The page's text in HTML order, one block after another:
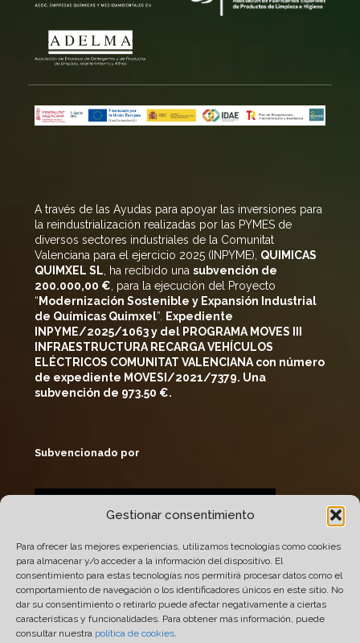
Gestionar consentimiento
Para ofrecer las mejores experiencias, utilizamos tecnologías como cookies
para almacenar y/o acceder a la información del dispositivo. El
consentimiento para estas tecnologías nos permitirá procesar datos como el
comportamiento de navegación o los identificadores únicos en este sitio. No
dar su consentimiento o retirarlo puede afectar negativamente a ciertas
características y funcionalidades. Para obtener más información, puede
consultar nuestra política de cookies.
A través de las Ayudas para apoyar las inversiones para
la reindustrialización realizadas por las PYMES de
diversos sectores industriales de la Comunitat
Valenciana para el ejercicio 2025 (INPYME), QUIMICAS
QUIMXEL SL , ha recibido unasubvención de
200.000,00 € , para la ejecución del Proyecto
“ Modernización Sostenible y Expansión Industrial
de Químicas Quimxel”.
Expediente
INPYME/2025/1063 y del PROGRAMA MOVES III
INFRAESTRUCTURA RECARGA VEHÍCULOS
ELÉCTRICOS COMUNITAT VALENCIANA con número
de expediente MOVESI/2021/7379. Una
subvención de 973.50 €.
Subvencionado por